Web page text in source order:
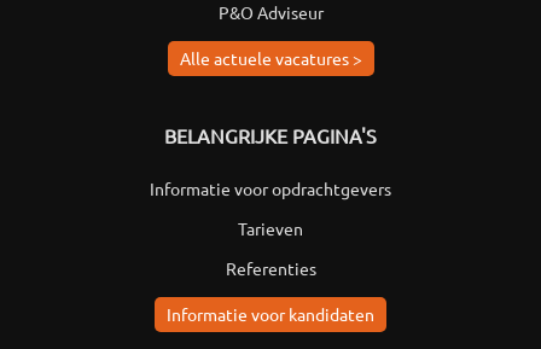
P&O Adviseur
Alle actuele vacatures >
BELANGRIJKE PAGINA'S
Informatie voor opdrachtgevers
Tarieven
Referenties
Informatie voor kandidaten